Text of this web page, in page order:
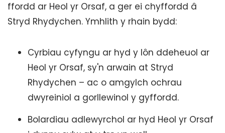
ffordd ar Heol yr Orsaf, a ger ei chyffordd â
Stryd Rhydychen. Ymhlith y rhain bydd:
Cyrbiau cyfyngu ar hyd y lôn ddeheuol ar
Heol yr Orsaf, sy'n arwain at Stryd
Rhydychen – ac o amgylch ochrau
dwyreiniol a gorllewinol y gyffordd.
Bolardiau adlewyrchol ar hyd Heol yr Orsaf